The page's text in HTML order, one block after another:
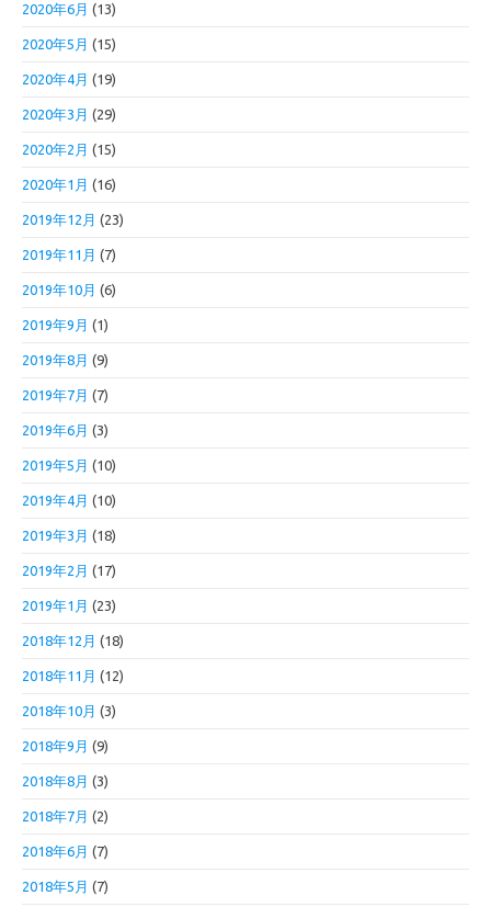
2020年6月 (13)
2020年5月 (15)
2020年4月 (19)
2020年3月 (29)
2020年2月 (15)
2020年1月 (16)
2019年12月 (23)
2019年11月 (7)
2019年10月 (6)
2019年9月 (1)
2019年8月 (9)
2019年7月 (7)
2019年6月 (3)
2019年5月 (10)
2019年4月 (10)
2019年3月 (18)
2019年2月 (17)
2019年1月 (23)
2018年12月 (18)
2018年11月 (12)
2018年10月 (3)
2018年9月 (9)
2018年8月 (3)
2018年7月 (2)
2018年6月 (7)
2018年5月 (7)